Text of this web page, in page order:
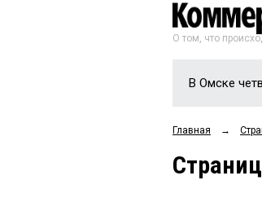
О том, что
В Омске
Главная →